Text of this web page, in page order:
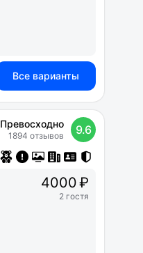
Все варианты
Превосходно
1894 отзывов 9.6
4000 ₽
2 гостя